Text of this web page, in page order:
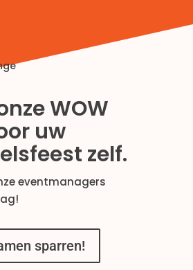
WOW
uw
zelf.
eventmanagers
sparren!